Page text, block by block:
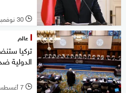
l 30 نوفمبر 2024
عالم
تركيا
الدولية
l 7 أغسطس 2024